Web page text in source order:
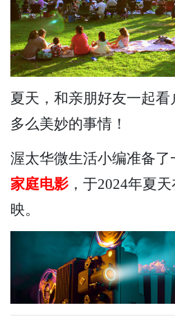
夏天，和亲朋好友一起
多么美妙的事情！
渥太华微生活小编准备了
家庭电影 ，于2024年夏
映。